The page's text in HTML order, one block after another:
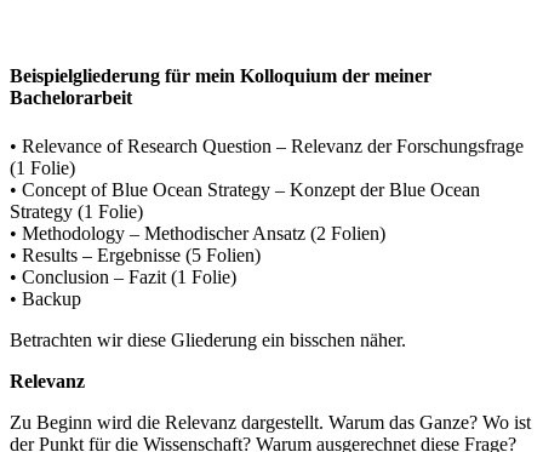
Beispielgliederung für mein Kolloquium der meiner
Bachelorarbeit
• Relevance of Research Question – Relevanz der Forschungsfrage
(1 Folie)
• Concept of Blue Ocean Strategy – Konzept der Blue Ocean
Strategy (1 Folie)
• Methodology – Methodischer Ansatz (2 Folien)
• Results – Ergebnisse (5 Folien)
• Conclusion – Fazit (1 Folie)
• Backup
Betrachten wir diese Gliederung ein bisschen näher.
Relevanz
Zu Beginn wird die Relevanz dargestellt. Warum das Ganze? Wo ist
der Punkt für die Wissenschaft? Warum ausgerechnet diese Frage?